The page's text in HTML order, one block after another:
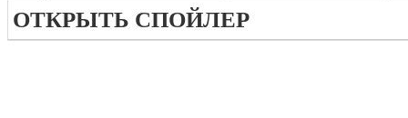
ОТКРЫТЬ СПОЙЛЕР